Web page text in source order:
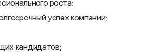
роста;
успех компании;
кандидатов;